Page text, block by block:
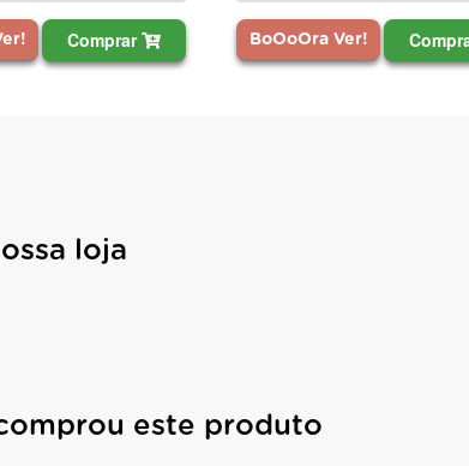
Comprar BoOoOra Ver!
loja
este produto